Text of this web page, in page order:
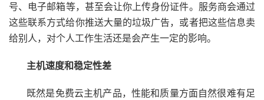
号、电子邮箱等，甚至会让你上传身份证件。服务商会通过
这些联系方式给你推送大量的垃圾广告，或者把这些信息卖
给别人，对个人工作生活还是会产生一定的影响。
主机速度和稳定性差
既然是免费云主机产品，性能和质量方面自然很难有足